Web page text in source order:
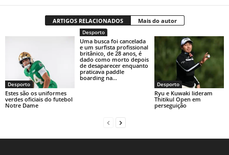
ARTIGOS RELACIONADOS Mais do autor
Desporto
Estes são os uniformes
verdes oficiais do futebol
Notre Dame
Desporto
Uma busca foi cancelada
e um surfista profissional
britânico, de 28 anos, é
dado como morto depois
de desaparecer enquanto
praticava paddle
boarding na...
Desporto
Ryu e Kuwaki lideram
Thitikul Open em
perseguição